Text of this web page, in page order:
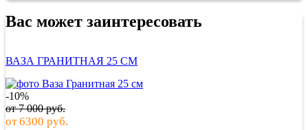
Вас может заинтересовать
ВАЗА ГРАНИТНАЯ 25 СМ
-10%
от7 000руб.
от6300 руб.